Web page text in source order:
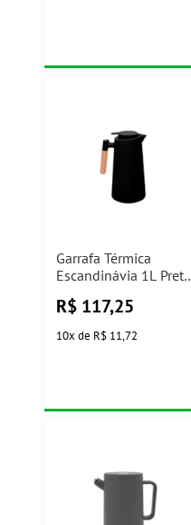
Garrafa Térmica
Escandinávia 1L Preta
R$ 117,25
10x de R$ 11,72